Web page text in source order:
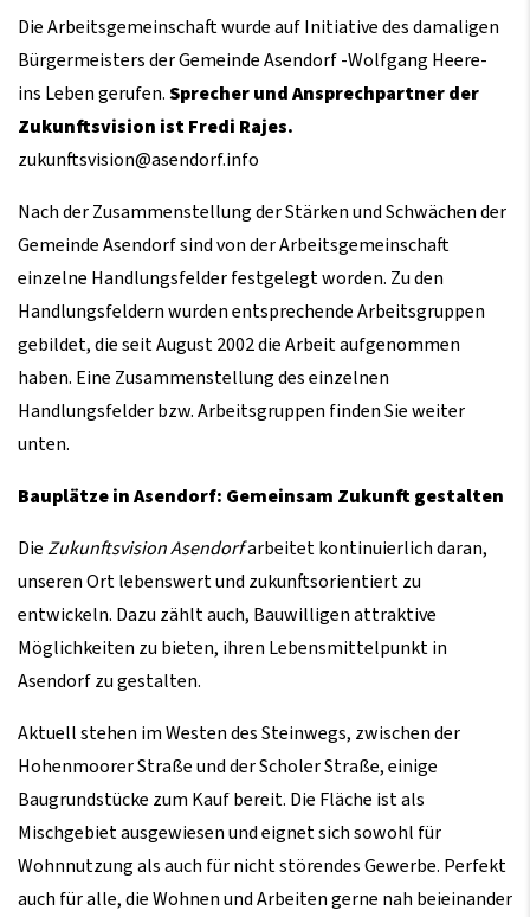
Die Arbeitsgemeinschaft wurde auf Initiative des damaligen
Bürgermeisters der Gemeinde Asendorf -Wolfgang Heere-
ins Leben gerufen.Sprecher und Ansprechpartner der
Zukunftsvision ist Fredi Rajes.
zukunftsvision@asendorf.info
Nach der Zusammenstellung der Stärken und Schwächen der
Gemeinde Asendorf sind von der Arbeitsgemeinschaft
einzelne Handlungsfelder festgelegt worden. Zu den
Handlungsfeldern wurden entsprechende Arbeitsgruppen
gebildet, die seit August 2002 die Arbeit aufgenommen
haben. Eine Zusammenstellung des einzelnen
Handlungsfelder bzw. Arbeitsgruppen finden Sie weiter
unten.
Bauplätze in Asendorf: Gemeinsam Zukunft gestalten
DieZukunftsvision Asendorfarbeitet kontinuierlich daran,
unseren Ort lebenswert und zukunftsorientiert zu
entwickeln. Dazu zählt auch, Bauwilligen attraktive
Möglichkeiten zu bieten, ihren Lebensmittelpunkt in
Asendorf zu gestalten.
Aktuell stehen im Westen des Steinwegs, zwischen der
Hohenmoorer Straße und der Scholer Straße, einige
Baugrundstücke zum Kauf bereit. Die Fläche ist als
Mischgebiet ausgewiesen und eignet sich sowohl für
Wohnnutzung als auch für nicht störendes Gewerbe. Perfekt
auch für alle, die Wohnen und Arbeiten gerne nah beieinander